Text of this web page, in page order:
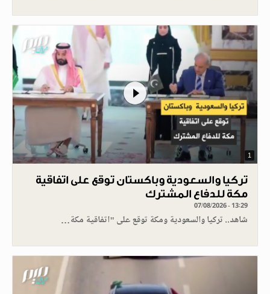
1
تركيا والسعودية وباكستان توقع على اتفاقية
مكة للدفاع المشترك
07/08/2026 - 13:29
شاهد.. تركيا والسعودية ومكة توقع على "اتفاقية مكة…